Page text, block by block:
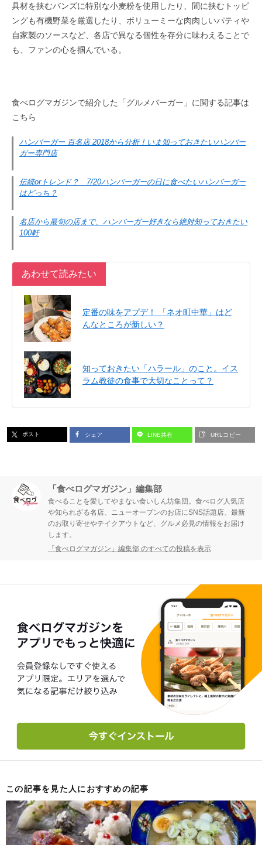
具材を挟むバンズに特別な小麦粉を使用したり、間に挟むトッピ
ングも有機野菜を厳選したり、ボリューミーな肉肉しいパティや
自家製のソースなど、各店で異なる個性を存分に味わえることで
も、ファンの心を掴んでいる。
食べログマガジンで紹介した「グルメバーガー」に関する記事は
こちら
ハンバーガー 百名店 2018から分析！いま知っておきたいハンバー
ガー専門店
伝統orトレンド？ 7/20ハンバーガーの日に食べたいハンバーガー
はどっち？
名店から最旬の店まで、ハンバーガー好きなら絶対知っておきたい
100軒
あわせて読みたい
定番の味をアプデ！ 「ネオ町中華」はど
んなところが新しい？
知っておきたい「ハラール」のこと。イス
ラム教徒の食事で大切なことって？
ポスト シェア LINE共有 URLコピー
「食べログマガジン」編集部
食べることを愛してやまない食いしん坊集団。食べログ人気店
や知られざる名店、ニューオープンのお店にSNS話題店、最新
のお取り寄せやテイクアウトなど、グルメ必見の情報をお届け
します。
「食べログマガジン」編集部 のすべての投稿を表示
この記事を見た人におすすめの記事